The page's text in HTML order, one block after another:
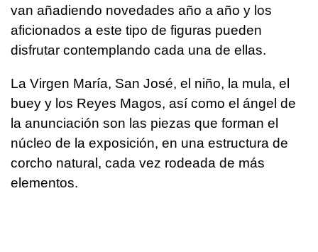
van añadiendo novedades año a año y los
aficionados a este tipo de figuras pueden
disfrutar contemplando cada una de ellas.
La Virgen María, San José, el niño, la mula, el
buey y los Reyes Magos, así como el ángel de
la anunciación son las piezas que forman el
núcleo de la exposición, en una estructura de
corcho natural, cada vez rodeada de más
elementos.